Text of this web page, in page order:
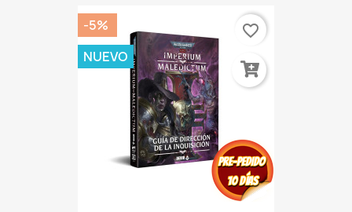
-5%
NUEVO
favorite_border